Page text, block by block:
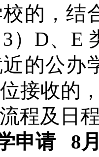
的，结
）D、E
的公办
接收的
程及日
申请 8